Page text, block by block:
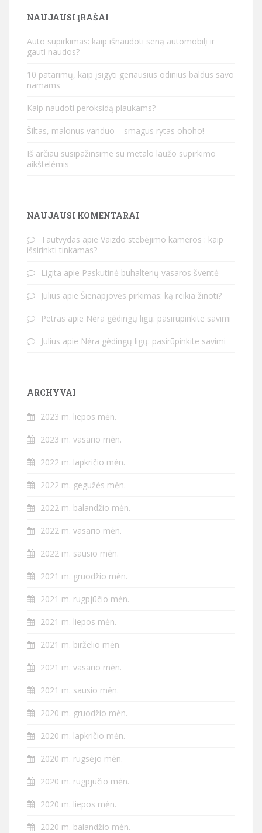
NAUJAUSI ĮRAŠAI
Auto supirkimas: kaip išnaudoti seną automobilį ir
gauti naudos?
10 patarimų, kaip įsigyti geriausius odinius baldus savo
namams
Kaip naudoti peroksidą plaukams?
Šiltas, malonus vanduo – smagus rytas ohoho!
Iš arčiau susipažinsime su metalo laužo supirkimo
aikštelėmis
NAUJAUSI KOMENTARAI
Tautvydas apie Vaizdo stebėjimo kameros : kaip
išsirinkti tinkamas?
Ligita apie Paskutinė buhalterių vasaros šventė
Julius apie Šienapjovės pirkimas: ką reikia žinoti?
Petras apie Nėra gėdingų ligų: pasirūpinkite savimi
Julius apie Nėra gėdingų ligų: pasirūpinkite savimi
ARCHYVAI
2023 m. liepos mėn.
2023 m. vasario mėn.
2022 m. lapkričio mėn.
2022 m. gegužės mėn.
2022 m. balandžio mėn.
2022 m. vasario mėn.
2022 m. sausio mėn.
2021 m. gruodžio mėn.
2021 m. rugpjūčio mėn.
2021 m. liepos mėn.
2021 m. birželio mėn.
2021 m. vasario mėn.
2021 m. sausio mėn.
2020 m. gruodžio mėn.
2020 m. lapkričio mėn.
2020 m. rugsėjo mėn.
2020 m. rugpjūčio mėn.
2020 m. liepos mėn.
2020 m. balandžio mėn.